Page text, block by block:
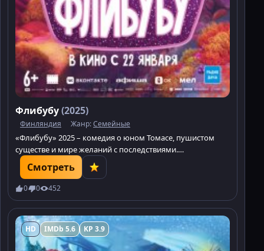
Флибубу(2025)
Финляндия Жанр:Семейные
«Флибубу» 2025 – комедия о юном Томасе, пушистом
существе и мире желаний с последствиями.
Отправляйтесь в фантастическое приключение, где
каждое желание имеет свою цену.
Смотреть
0 0 452
HD IMDb 5.6 KP 3.9